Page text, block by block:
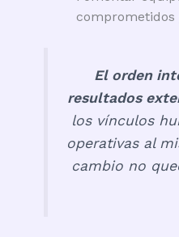
comprometidos
El orden
resultados
los vínculos
operativas al
cambio no